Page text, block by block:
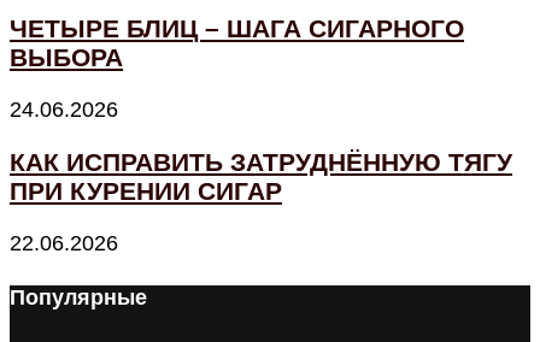
ЧЕТЫРЕ БЛИЦ – ШАГА СИГАРНОГО
ВЫБОРА
24.06.2026
КАК ИСПРАВИТЬ ЗАТРУДНЁННУЮ ТЯГУ
ПРИ КУРЕНИИ СИГАР
22.06.2026
Популярные